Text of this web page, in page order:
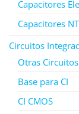
Capacitores
Capacitores
Circuitos
Otras
Base para CI
CI CMOS